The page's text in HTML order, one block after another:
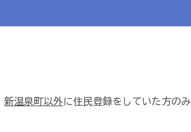
新温泉町以外に住民登録をしていた方のみ